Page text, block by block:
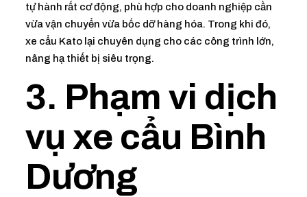
tự hành rất cơ động, phù hợp cho doanh nghiệp cần
vừa vận chuyển vừa bốc dỡ hàng hóa. Trong khi đó,
xe cẩu Kato lại chuyên dụng cho các công trình lớn,
nâng hạ thiết bị siêu trọng.
3. Phạm vi dịch
vụ xe cẩu Bình
Dương